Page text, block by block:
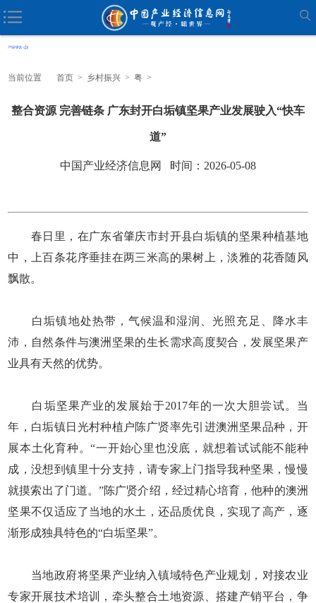
当前位置 首页 > 乡村振兴 > 粤 >
整合资源 完善链条 广东封开白垢镇坚果产业发展驶入“快车
道”
中国产业经济信息网 时间：2026-05-08
春日里，在广东省肇庆市封开县白垢镇的坚果种植基地
中，上百条花序垂挂在两三米高的果树上，淡雅的花香随风
飘散。
白垢镇地处热带，气候温和湿润、光照充足、降水丰
沛，自然条件与澳洲坚果的生长需求高度契合，发展坚果产
业具有天然的优势。
白垢坚果产业的发展始于2017年的一次大胆尝试。当
年，白垢镇日光村种植户陈广贤率先引进澳洲坚果品种，开
展本土化育种。“一开始心里也没底，就想着试试能不能种
成，没想到镇里十分支持，请专家上门指导我种坚果，慢慢
就摸索出了门道。”陈广贤介绍，经过精心培育，他种的澳洲
坚果不仅适应了当地的水土，还品质优良，实现了高产，逐
渐形成独具特色的“白垢坚果”。
当地政府将坚果产业纳入镇域特色产业规划，对接农业
专家开展技术培训，牵头整合土地资源、搭建产销平台，争